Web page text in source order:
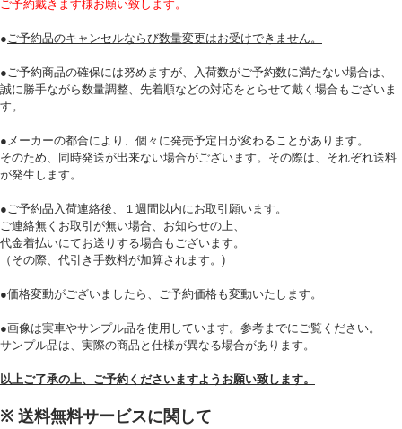
ご予約戴きます様お願い致します。
● ご予約品のキャンセルならび数量変更はお受けできません。
●ご予約商品の確保には努めますが、入荷数がご予約数に満たない場合は、
誠に勝手ながら数量調整、先着順などの対応をとらせて戴く場合もございま
す。
●メーカーの都合により、個々に発売予定日が変わることがあります。
そのため、同時発送が出来ない場合がございます。その際は、それぞれ送料
が発生します。
●ご予約品入荷連絡後、１週間以内にお取引願います。
ご連絡無くお取引が無い場合、お知らせの上、
代金着払いにてお送りする場合もございます。
（その際、代引き手数料が加算されます。)
●価格変動がございましたら、ご予約価格も変動いたします。
●画像は実車やサンプル品を使用しています。参考までにご覧ください。
サンプル品は、実際の商品と仕様が異なる場合があります。
以上ご了承の上、ご予約くださいますようお願い致します。
※ 送料無料サービスに関して